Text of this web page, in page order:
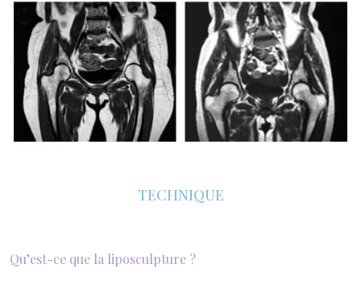
TECHNIQUE
Qu’est-ce que la liposculpture ?